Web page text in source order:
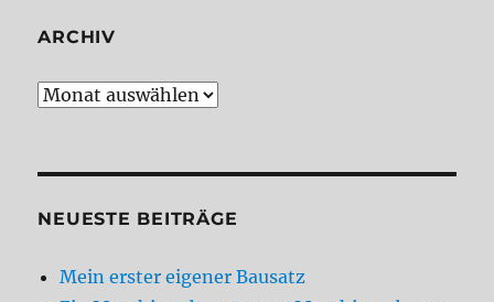
ARCHIV
Archiv
NEUESTE BEITRÄGE
Mein erster eigener Bausatz